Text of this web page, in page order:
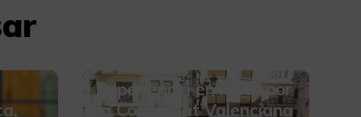
Experiencia en moto por
la Comunitat Valenciana